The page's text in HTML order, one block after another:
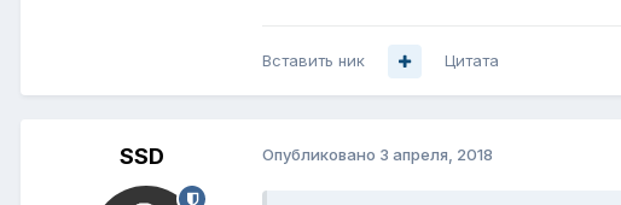
Вставить ник Цитата
SSD Опубликовано 3 апреля, 2018